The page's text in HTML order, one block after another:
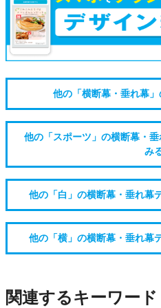
他の「横断幕・垂れ幕
他の「スポーツ」の横断幕・
み
他の「白」の横断幕・垂れ幕
他の「横」の横断幕・垂れ幕
関連するキーワード